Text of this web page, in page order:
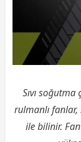
Sıvı
rulmanlı fanlar,
ile bilinir.